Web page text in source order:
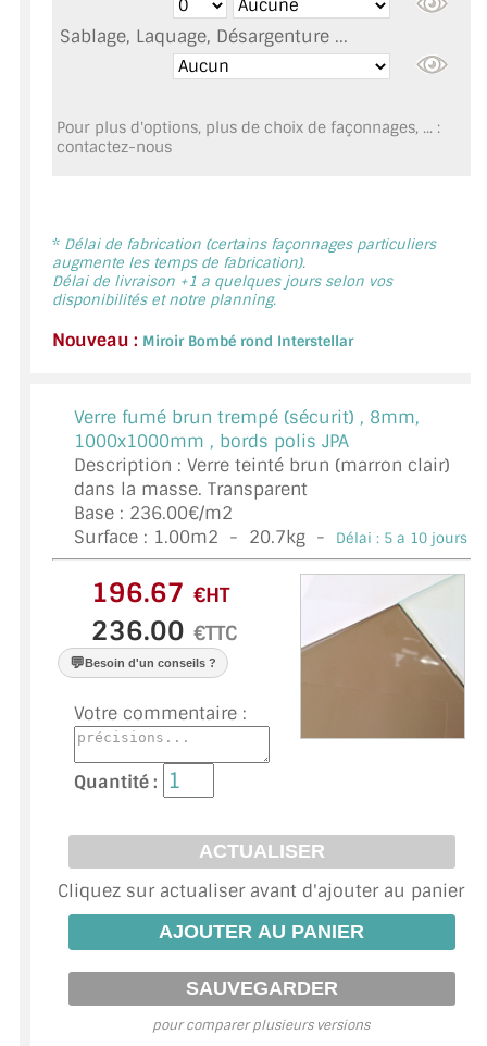
MIROIR POUR PORTE
MIROIR PAROI DE DOUCHE
MIROIR ENCADRÉ
VERRE EXTRACLAIR
VERRE TREMPÉ (SÉCURIT)
PAROI DE DOUCHE
VERRE FEUILLETÉ
VERRE LAQUÉ/CRÉDENCE
VERRE FEUILLETÉ/TREMPÉ
GARDE CORPS EN VERRE
VERRIÈRE TYPE ATELIER
VERRES TEXTURÉS
PLEXIGLAS PMMA
Sablage, Laquage, Désargenture ...
Pour plus d'options, plus de choix de façonnages, ... :
contactez-nous
* Délai de fabrication (certains façonnages particuliers
augmente les temps de fabrication).
Délai de livraison +1 a quelques jours selon vos
disponibilités et notre planning.
Nouveau : Miroir Bombé rond Interstellar
Verre fumé brun trempé (sécurit) , 8mm,
1000x1000mm , bords polis JPA
Description : Verre teinté brun (marron clair)
dans la masse. Transparent
Base : 236.00€/m2
Surface : 1.00m2 - 20.7kg - Délai : 5 a 10 jours *
€HT
€TTC
💬Besoin d'un conseils ?
Votre commentaire :
Quantité :
Cliquez sur actualiser avant d'ajouter au panier
pour comparer plusieurs versions